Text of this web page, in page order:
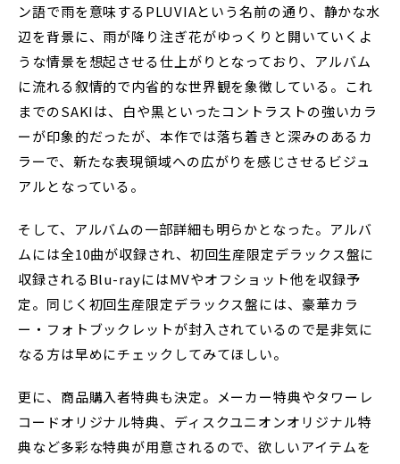
ン語で雨を意味するPLUVIAという名前の通り、静かな水
辺を背景に、雨が降り注ぎ花がゆっくりと開いていくよ
うな情景を想起させる仕上がりとなっており、アルバム
に流れる叙情的で内省的な世界観を象徴している。これ
までのSAKIは、白や黒といったコントラストの強いカラ
ーが印象的だったが、本作では落ち着きと深みのあるカ
ラーで、新たな表現領域への広がりを感じさせるビジュ
アルとなっている。
そして、アルバムの一部詳細も明らかとなった。アルバ
ムには全10曲が収録され、初回生産限定デラックス盤に
収録されるBlu-rayにはMVやオフショット他を収録予
定。同じく初回生産限定デラックス盤には、豪華カラ
ー・フォトブックレットが封入されているので是非気に
なる方は早めにチェックしてみてほしい。
更に、商品購入者特典も決定。メーカー特典やタワーレ
コードオリジナル特典、ディスクユニオンオリジナル特
典など多彩な特典が用意されるので、欲しいアイテムを